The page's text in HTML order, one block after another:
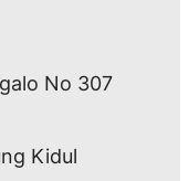
No 307
Kidul